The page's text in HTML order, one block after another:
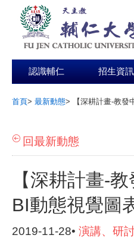
認識輔仁 招生資訊
首頁> 最新動態> 【深耕計畫-教
回最新動態
【深耕計畫-
BI動態視覺圖
2019-11-28• 演講、研